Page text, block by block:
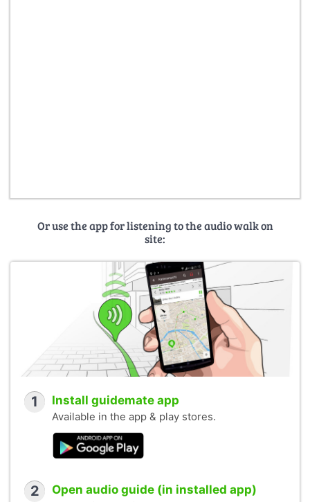
Or use the app for listening to the audio walk on
site:
1 Install guidemate app
Available in the app & play stores.
2 Open audio guide (in installed app)